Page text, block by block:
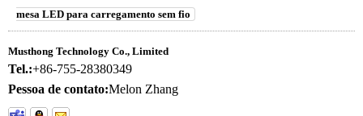
mesa LED para carregamento sem fio
Musthong Technology Co., Limited
Tel.:+86-755-28380349
Pessoa de contato:Melon Zhang